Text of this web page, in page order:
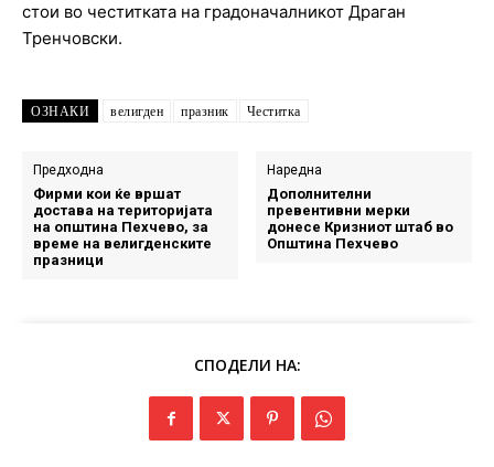
стои во честитката на градоначалникот Драган
Тренчовски.
ОЗНАКИ велигден празник Честитка
Предходна
Фирми кои ќе вршат
достава на територијата
на општина Пехчево, за
време на велигденските
празници
Наредна
Дополнителни
превентивни мерки
донесе Кризниот штаб во
Општина Пехчево
СПОДЕЛИ НА: